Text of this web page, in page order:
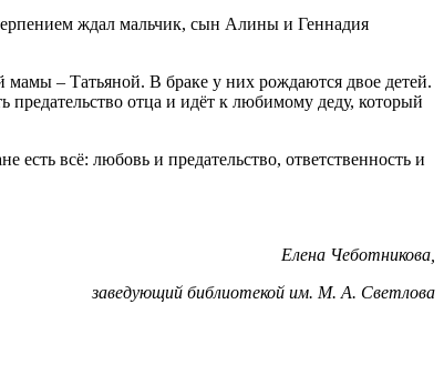
ждал мальчик, сын Алины и Геннадия
– Татьяной. В браке у них рождаются двое детей.
отца и идёт к любимому деду, который
есть всё: любовь и предательство, ответственность и
Елена Чеботникова,
заведующий библиотекой им. М. А. Светлова